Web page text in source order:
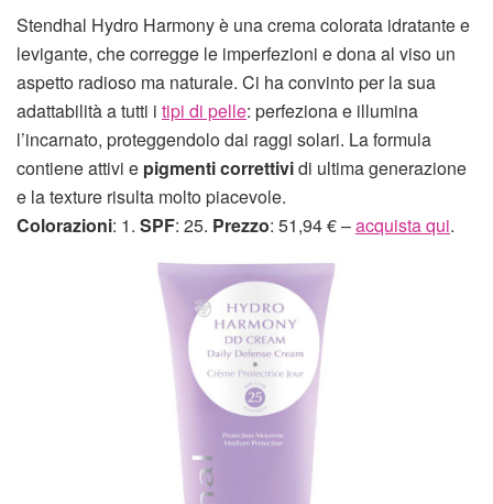
Stendhal Hydro Harmony è una crema colorata idratante e
levigante, che corregge le imperfezioni e dona al viso un
aspetto radioso ma naturale. Ci ha convinto per la sua
adattabilità a tutti i tipi di pelle: perfeziona e illumina
l’incarnato, proteggendolo dai raggi solari. La formula
contiene attivi e pigmenti correttividi ultima generazione
e la texture risulta molto piacevole.
Colorazioni: 1. SPF: 25. Prezzo: 51,94 € –acquista qui.